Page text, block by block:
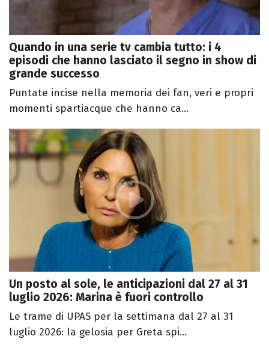
Quando in una serie tv cambia tutto: i 4
episodi che hanno lasciato il segno in show di
grande successo
Puntate incise nella memoria dei fan, veri e propri
momenti spartiacque che hanno ca...
Un posto al sole, le anticipazioni dal 27 al 31
luglio 2026: Marina è fuori controllo
Le trame di UPAS per la settimana dal 27 al 31
luglio 2026: la gelosia per Greta spi...